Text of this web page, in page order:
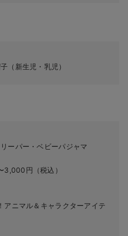
（新生児・乳児）
ーパー・ベビーパジャマ
3,000円（税込）
アニマル＆キャラクターアイテ